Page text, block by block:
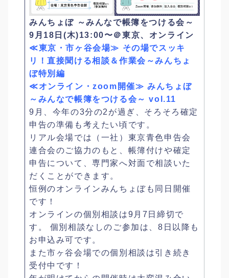
みんちょぼ ～みんなで帳簿をつける会～
9月18日(木)13:00〜＠東京、オンライン
≪東京・市ヶ谷会場≫ その場でスッキ
リ！直接聞ける相談＆作業会～みんちょ
ぼ特別編
≪オンライン・zoom開催≫ みんちょぼ
～みんなで帳簿をつける会～ vol.11
9月、今年の3分の2が過ぎ、そろそろ確定
申告の準備も考えたい頃です。
リアル会場では（一社）東京青色申告会
連合会のご協力のもと、帳簿付けや確定
申告について、専門家へ対面で相談いた
だくことができます。
恒例のオンラインみんちょぼも同日開催
です！
オンラインの個別相談は9月7日締切で
す。 個別相談なしのご参加は、8日以降も
お申込み可です。
また市ヶ谷会場での個別相談は引き続き
受付中です！